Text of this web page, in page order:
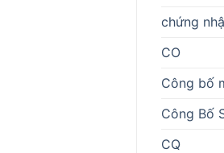
chứng
CO
Công bố
Công Bố
CQ